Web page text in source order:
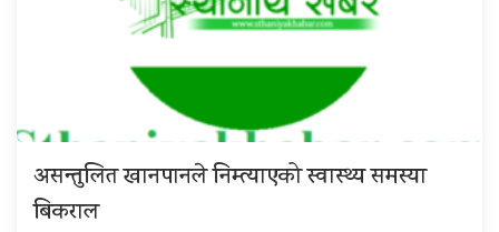
असन्तुलित खानपानले निम्त्याएको स्वास्थ्य समस्या
बिकराल